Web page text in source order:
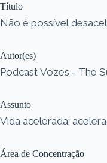
Título
Não é possível
Autor(es)
Podcast Vozes - The
Assunto
Vida acelerada;
Área de Concentração